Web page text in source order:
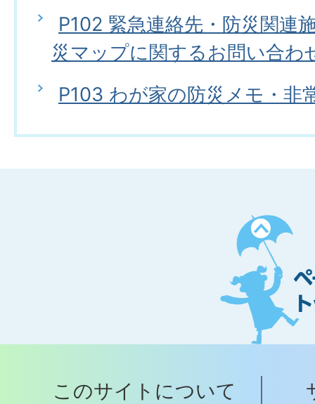
P102 緊急連絡先・防災関連
災マップに関するお問い合わ
P103 わが家の防災メモ・非
ペ
ー
ジ
ト
ッ
へ
このサイトについて